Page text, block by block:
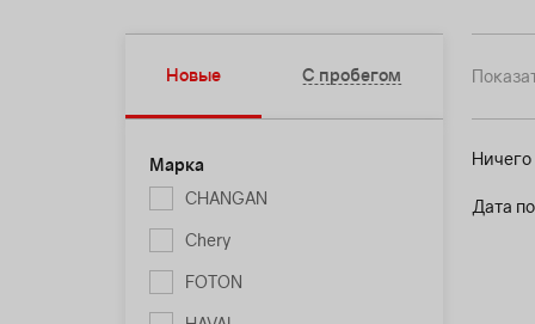
Новые С пробегом
Марка
CHANGAN
Chery
FOTON
Ничего
Дата